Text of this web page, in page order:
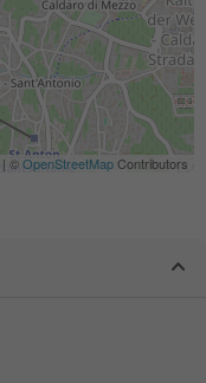
| ©OpenStreetMapContributors